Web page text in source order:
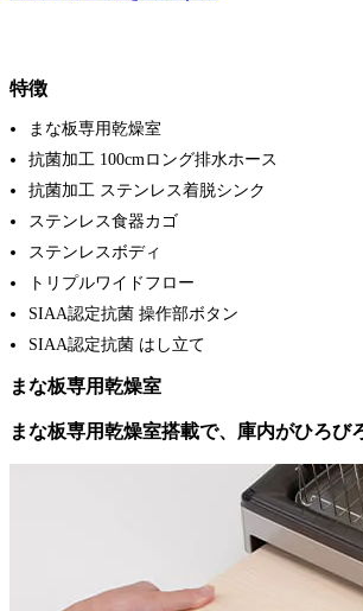
特徴
まな板専用乾燥室
抗菌加工 100cmロング排水ホース
抗菌加工 ステンレス着脱シンク
ステンレス食器カゴ
ステンレスボディ
トリプルワイドフロー
SIAA認定抗菌 操作部ボタン
SIAA認定抗菌 はし立て
まな板専用乾燥室
まな板専用乾燥室搭載で、庫内がひろび